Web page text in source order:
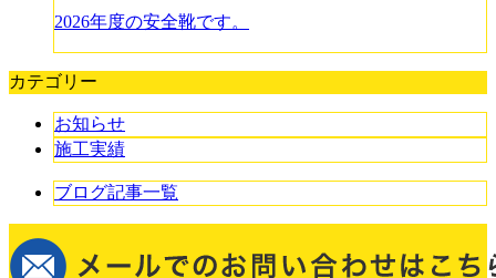
2026年度の安全靴です。
カテゴリー
お知らせ
施工実績
ブログ記事一覧